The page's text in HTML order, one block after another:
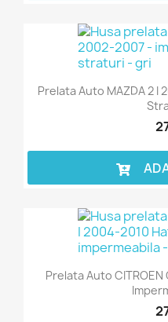
Prelata Auto MAZDA 2 I
Prelata Auto